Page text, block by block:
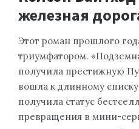
железная
Этот роман прошлого
триумфатором.
получила престижную
вошла к длинному
получила статус
превращения в мини-